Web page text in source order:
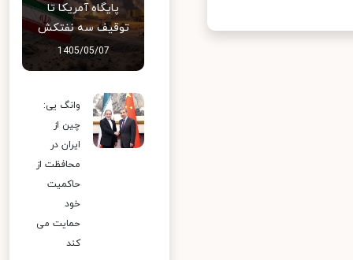
پایگاه آمریکا تا
توقیف سه نفتکش
1405/05/07
وانگ یی:
چین از
ایران در
محافظت از
حاکمیت
خود
حمایت می
کند